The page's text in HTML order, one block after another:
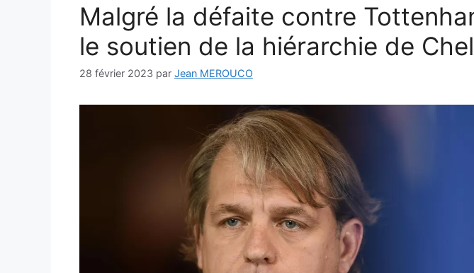
Malgré la défaite contre
le soutien de la hiérarchie de
28 février 2023 par Jean MEROUCO